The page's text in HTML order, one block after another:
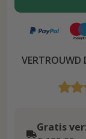
VERTROUWD
Gratis